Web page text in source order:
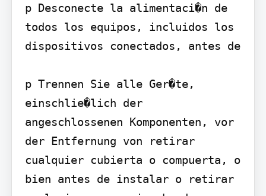
p Desconecte la alimentaci�n de
todos los equipos, incluidos los
dispositivos conectados, antes de
p Trennen Sie alle Ger�te,
einschlie�lich der
angeschlossenen Komponenten, vor
der Entfernung von retirar
cualquier cubierta o compuerta, o
bien antes de instalar o retirar